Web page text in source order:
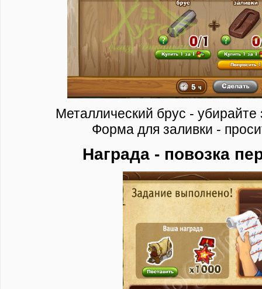
Металлический брус - убирайте
Форма для заливки -
Награда - повозка